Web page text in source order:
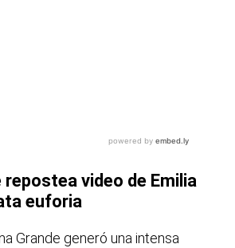
repostea video de Emilia
euforia
Grande generó una intensa